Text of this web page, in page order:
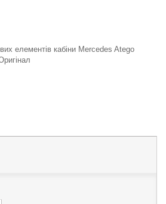
елементів кабіни Mercedes Atego